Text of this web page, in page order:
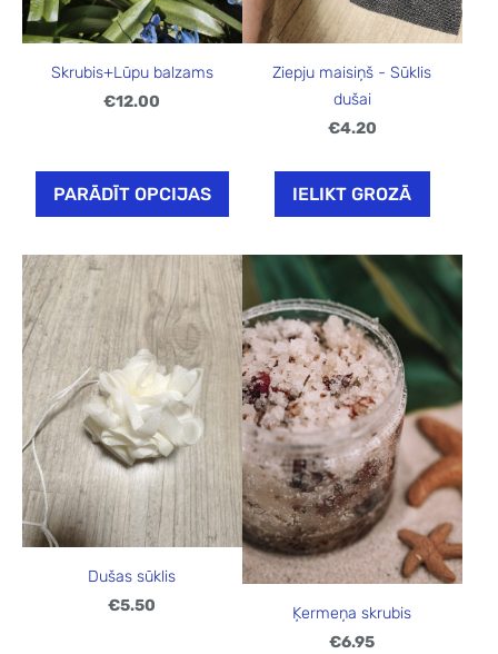
Skrubis+Lūpu balzams
€12.00
PARĀDĪT OPCIJAS
Ziepju maisiņš - Sūklis
dušai
€4.20
IELIKT GROZĀ
Dušas sūklis
€5.50
Ķermeņa skrubis
€6.95